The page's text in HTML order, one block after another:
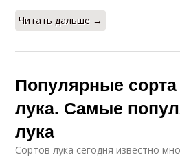
Читать дальше →
Популярные сорта
лука. Самые
лука
Сортов лука сегодня известно